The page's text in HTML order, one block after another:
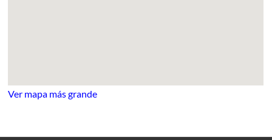
Ver mapa más grande